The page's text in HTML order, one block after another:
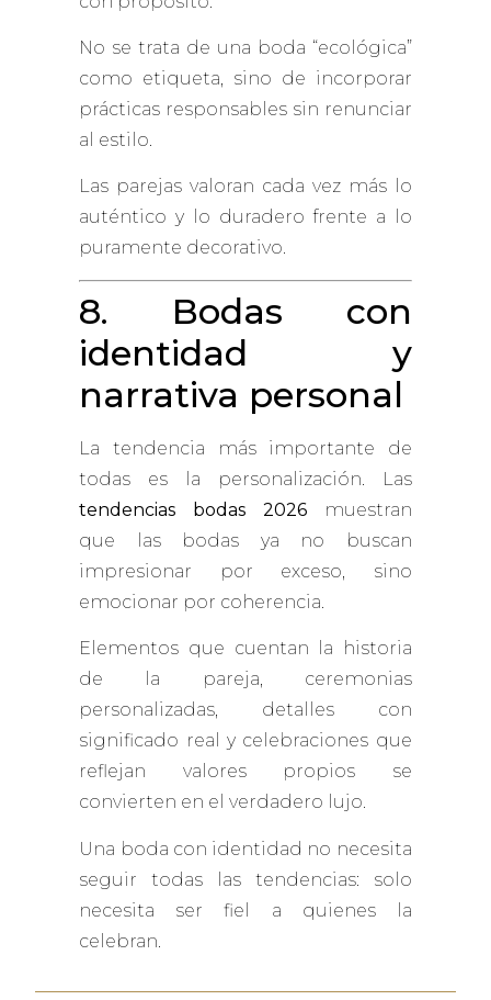
No se trata de una boda “ecológica”
como etiqueta, sino de incorporar
prácticas responsables sin renunciar
al estilo.
Las parejas valoran cada vez más lo
auténtico y lo duradero frente a lo
puramente decorativo.
8. Bodas con
identidad y
narrativa personal
La tendencia más importante de
todas es la personalización. Las
tendencias bodas 2026muestran
que las bodas ya no buscan
impresionar por exceso, sino
emocionar por coherencia.
Elementos que cuentan la historia
de la pareja, ceremonias
personalizadas, detalles con
significado real y celebraciones que
reflejan valores propios se
convierten en el verdadero lujo.
Una boda con identidad no necesita
seguir todas las tendencias: solo
necesita ser fiel a quienes la
celebran.